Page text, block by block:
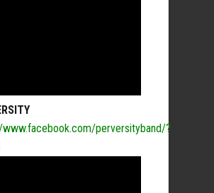
www.facebook.com/perversityband/?